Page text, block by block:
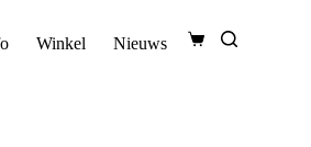
Winkel Nieuws